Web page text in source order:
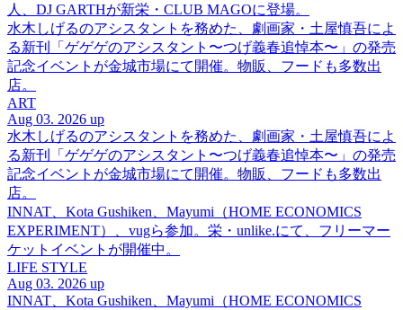
人、DJ GARTHが新栄・CLUB MAGOに登場。
水木しげるのアシスタントを務めた、劇画家・土屋慎吾によ
る新刊「ゲゲゲのアシスタント〜つげ義春追悼本〜」の発売
記念イベントが金城市場にて開催。物販、フードも多数出
店。
ART
Aug 03. 2026 up
水木しげるのアシスタントを務めた、劇画家・土屋慎吾によ
る新刊「ゲゲゲのアシスタント〜つげ義春追悼本〜」の発売
記念イベントが金城市場にて開催。物販、フードも多数出
店。
INNAT、Kota Gushiken、Mayumi（HOME ECONOMICS
EXPERIMENT）、vugら参加。栄・unlike.にて、フリーマー
ケットイベントが開催中。
LIFE STYLE
Aug 03. 2026 up
INNAT、Kota Gushiken、Mayumi（HOME ECONOMICS